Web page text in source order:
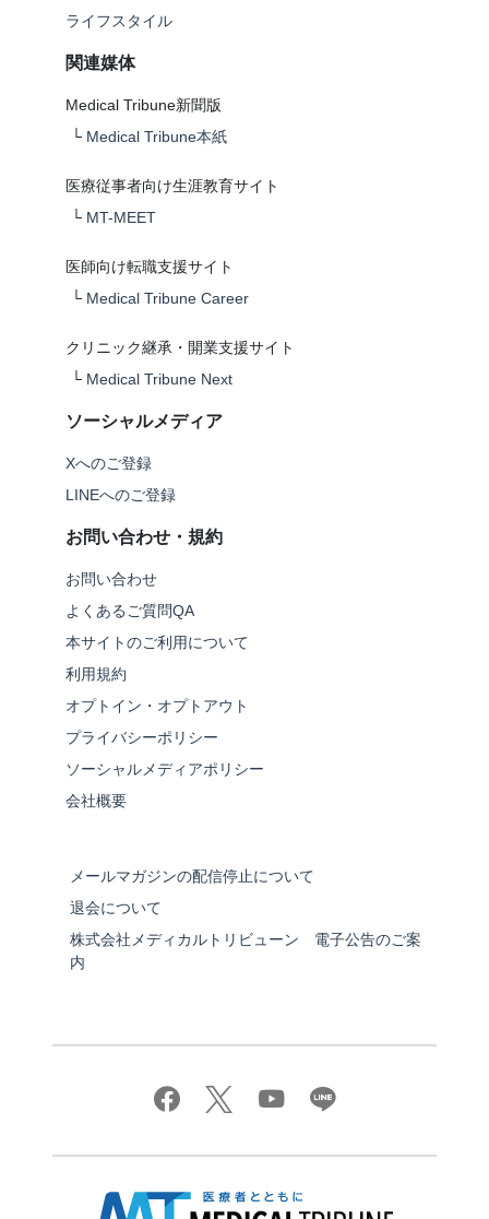
ライフスタイル
関連媒体
Medical Tribune新聞版
└ Medical Tribune本紙
医療従事者向け生涯教育サイト
└ MT-MEET
医師向け転職支援サイト
└ Medical Tribune Career
クリニック継承・開業支援サイト
└ Medical Tribune Next
ソーシャルメディア
Xへのご登録
LINEへのご登録
お問い合わせ・規約
お問い合わせ
よくあるご質問QA
本サイトのご利用について
利用規約
オプトイン・オプトアウト
プライバシーポリシー
ソーシャルメディアポリシー
会社概要
メールマガジンの配信停止について
退会について
株式会社メディカルトリビューン 電子公告のご案
内